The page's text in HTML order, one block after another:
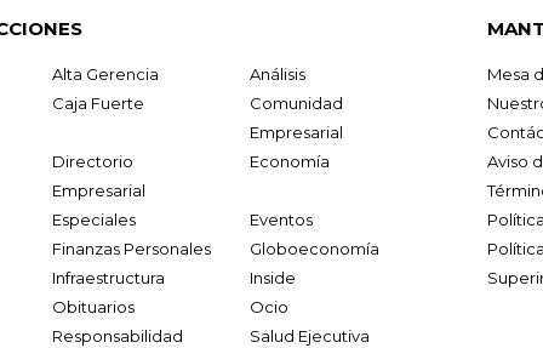
Alta Gerencia
Análisis
Caja Fuerte
Comunidad
Empresarial
Directorio
Empresarial
Economía
Especiales
Eventos
Finanzas Personales
Globoeconomía
Infraestructura
Inside
Obituarios
Ocio
Responsabilidad
Salud Ejecutiva
Mesa
Aviso